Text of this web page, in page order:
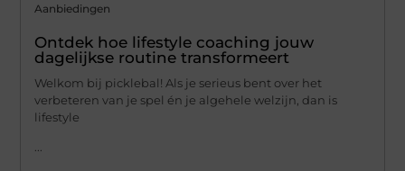
Aanbiedingen
Ontdek hoe lifestyle coaching jouw
dagelijkse routine transformeert
Welkom bij picklebal! Als je serieus bent over het
verbeteren van je spel én je algehele welzijn, dan is
lifestyle